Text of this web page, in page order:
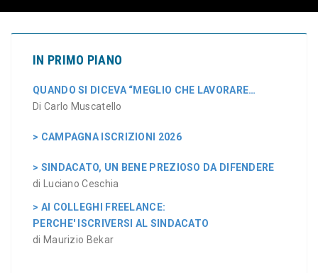
IN PRIMO PIANO
QUANDO SI DICEVA “MEGLIO CHE LAVORARE…
Di Carlo Muscatello
> CAMPAGNA ISCRIZIONI 2026
> SINDACATO, UN BENE PREZIOSO DA DIFENDERE
di Luciano Ceschia
> AI COLLEGHI FREELANCE:
PERCHE' ISCRIVERSI AL SINDACATO
di Maurizio Bekar